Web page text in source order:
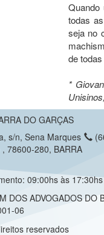
Quando
todas
seja no
de
*
DO GARÇAS
s/n, Sena Marques
78600-280, BARRA
09:00hs às
DOS ADVOGADOS DO
06
reservados